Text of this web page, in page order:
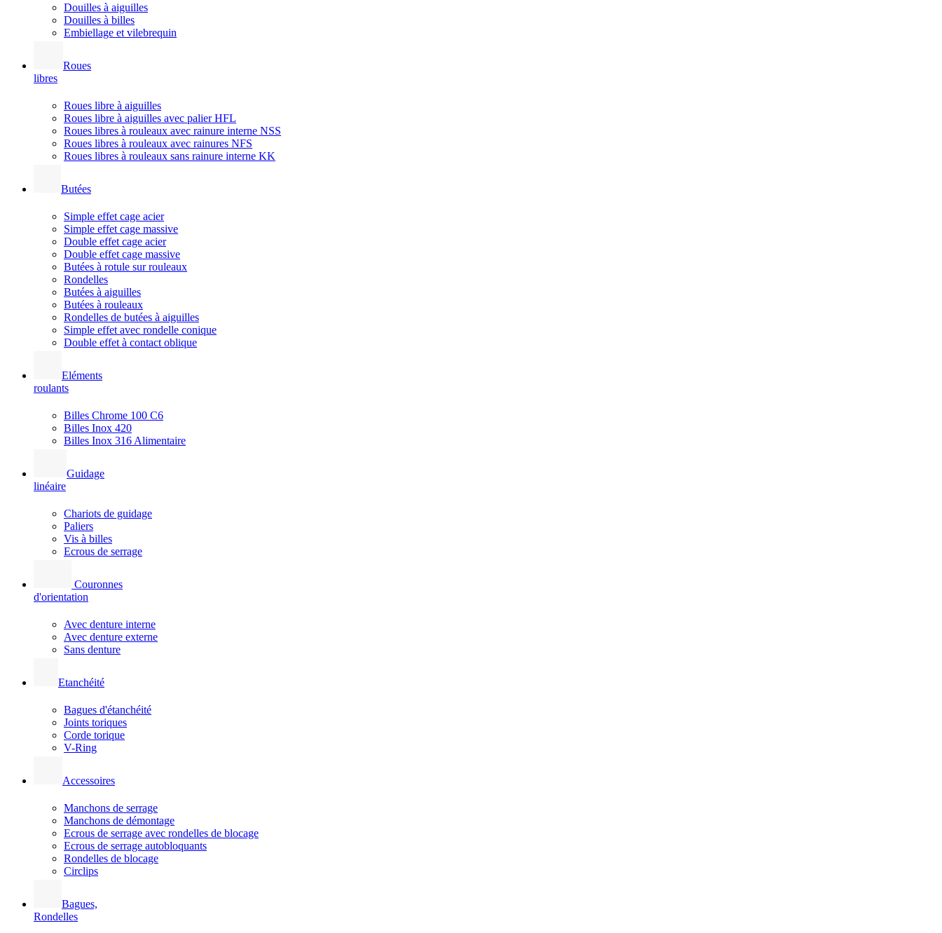
Douilles à aiguilles
Douilles à billes
Embiellage et vilebrequin
Roues
libres
Roues libre à aiguilles
Roues libre à aiguilles avec palier HFL
Roues libres à rouleaux avec rainure interne NSS
Roues libres à rouleaux avec rainures NFS
Roues libres à rouleaux sans rainure interne KK
Butées
Simple effet cage acier
Simple effet cage massive
Double effet cage acier
Double effet cage massive
Butées à rotule sur rouleaux
Rondelles
Butées à aiguilles
Butées à rouleaux
Rondelles de butées à aiguilles
Simple effet avec rondelle conique
Double effet à contact oblique
Eléments
roulants
Billes Chrome 100 C6
Billes Inox 420
Billes Inox 316 Alimentaire
Guidage
linéaire
Chariots de guidage
Paliers
Vis à billes
Ecrous de serrage
Couronnes
d'orientation
Avec denture interne
Avec denture externe
Sans denture
Etanchéité
Bagues d'étanchéité
Joints toriques
Corde torique
V-Ring
Accessoires
Manchons de serrage
Manchons de démontage
Ecrous de serrage avec rondelles de blocage
Ecrous de serrage autobloquants
Rondelles de blocage
Circlips
Bagues,
Rondelles